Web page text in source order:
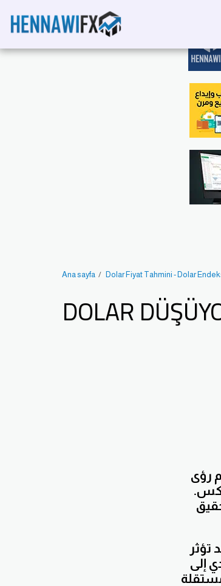
Ana sayfa Dolar Fiyat Tahmini - Dolar
DOLAR
رؤى
تؤثر
إلى